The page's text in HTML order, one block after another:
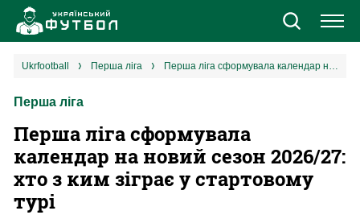
Новини
Єврокубки
УПЛ
ukrfootball перша ліга Перша ліга сформувала календар на новий сезон 2026/27: хто з ким зіграє у стартовому турі
Перша ліга
Перша ліга сформувала
календар на новий сезон 2026/27:
хто з ким зіграє у стартовому
турі